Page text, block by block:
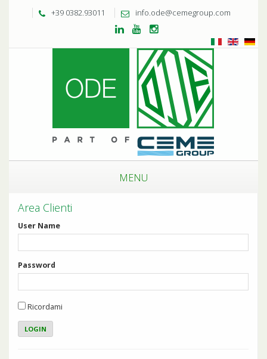
+39 0382.93011 info.ode@cemegroup.com
MENU
Area Clienti
User Name
Password
Ricordami